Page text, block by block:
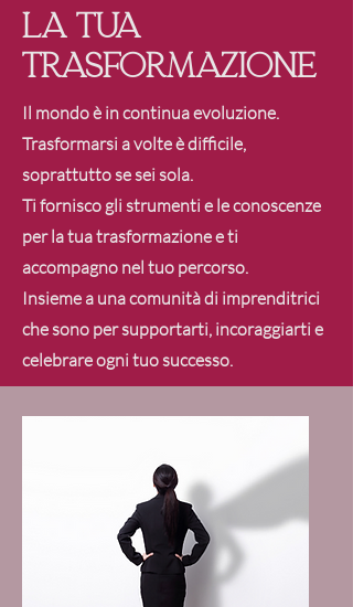
La tua
trasformazione
Il mondo è in continua evoluzione.
Trasformarsi a volte è difficile,
soprattutto se sei sola.
Ti fornisco gli strumenti e le conoscenze
per la tua trasformazione e ti
accompagno nel tuo percorso.
Insieme a una comunità di imprenditrici
che sono per supportarti, incoraggiarti e
celebrare ogni tuo successo.